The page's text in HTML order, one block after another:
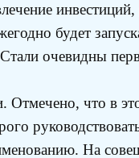
будет
очевидны
что в
На